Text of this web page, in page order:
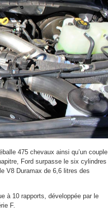
475 chevaux ainsi qu’un couple
Ford surpasse le six cylindres
V8 Duramax de 6,6 litres des
à 10 rapports, développée par le
F.